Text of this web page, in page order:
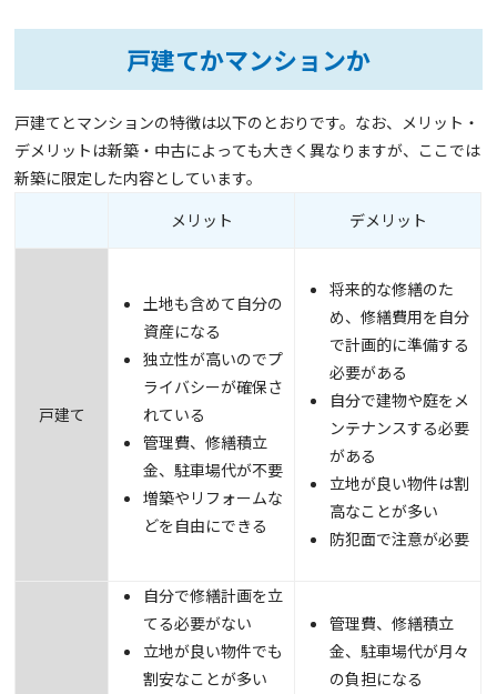
戸建てかマンションか
戸建てとマンションの特徴は以下のとおりです。なお、メリット・
デメリットは新築・中古によっても大きく異なりますが、ここでは
新築に限定した内容としています。
メリット
デメリット
戸建て
土地も含めて自分の
資産になる
独立性が高いのでプ
ライバシーが確保さ
れている
管理費、修繕積立
金、駐車場代が不要
増築やリフォームな
どを自由にできる
将来的な修繕のた
め、修繕費用を自分
で計画的に準備する
必要がある
自分で建物や庭をメ
ンテナンスする必要
がある
立地が良い物件は割
高なことが多い
防犯面で注意が必要
自分で修繕計画を立
てる必要がない
立地が良い物件でも
割安なことが多い
管理費、修繕積立
金、駐車場代が月々
の負担になる